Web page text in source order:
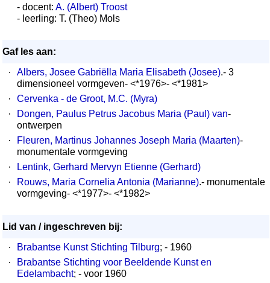
- docent: A. (Albert) Troost
- leerling: T. (Theo) Mols
Gaf les aan:
·
Albers, Josee Gabriëlla Maria Elisabeth (Josee).- 3
dimensioneel vormgeven- <*1976>- <*1981>
·
Cervenka - de Groot, M.C. (Myra)
·
Dongen, Paulus Petrus Jacobus Maria (Paul) van-
ontwerpen
·
Fleuren, Martinus Johannes Joseph Maria (Maarten)-
monumentale vormgeving
·
Lentink, Gerhard Mervyn Etienne (Gerhard)
·
Rouws, Maria Cornelia Antonia (Marianne).- monumentale
vormgeving- <*1977>- <*1982>
Lid van / ingeschreven bij:
·
Brabantse Kunst Stichting Tilburg; - 1960
·
Brabantse Stichting voor Beeldende Kunst en
Edelambacht; - voor 1960